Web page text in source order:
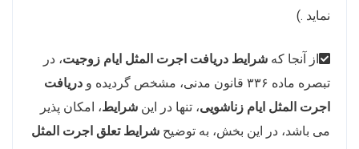
نماید .)
از آنجا که شرایط دریافت اجرت المثل ایام زوجیت، در
تبصره ماده ۳۳۶ قانون مدنی، مشخص گردیده و
دریافت
اجرت المثل ایام زناشویی، تنها در این شرایط، امکان پذیر
می باشد، در این بخش، به توضیح شرایط تعلق اجرت المثل